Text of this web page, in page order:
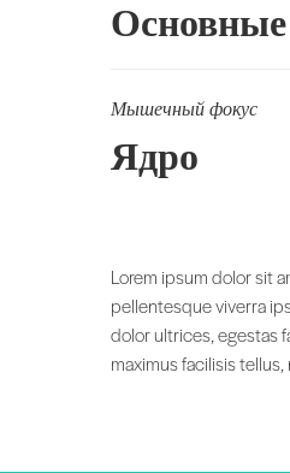
Основные
Мышечный фокус
Ядро
Lorem ipsum dolor sit
pellentesque viverra
dolor ultrices, egestas
maximus facilisis